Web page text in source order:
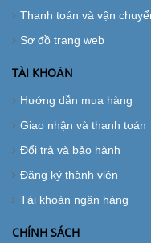
Thanh toán và vận
Sơ đồ trang web
TÀI KHOẢN
Hướng dẫn mua hàng
Giao nhận và thanh toán
Đổi trả và bảo hành
Đăng ký thành viên
Tài khoản ngân hàng
CHÍNH SÁCH